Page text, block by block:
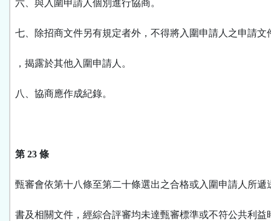
六、與入圍申請人個別進行協商。
七、除招商文件另有規定者外，不得將入圍申請人之申請文
，揭露於其他入圍申請人。
八、協商應作成紀錄。
第 23 條
甄審會依第十八條至第二十條選出之合格或入圍申請人所遞
書及相關文件，經綜合評審均未達甄審標準或不符公共利益